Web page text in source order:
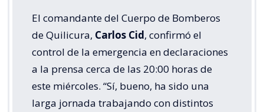
El comandante del Cuerpo de Bomberos
de Quilicura, Carlos Cid, confirmó el
control de la emergencia en declaraciones
a la prensa cerca de las 20:00 horas de
este miércoles. “Sí, bueno, ha sido una
larga jornada trabajando con distintos